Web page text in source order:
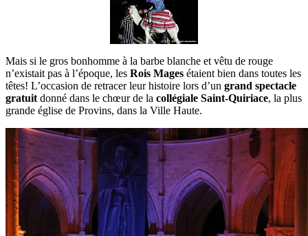
Mais si le gros bonhomme à la barbe blanche et vêtu de rouge
n’existait pas à l’époque, les Rois Mages étaient bien dans toutes les
têtes! L’occasion de retracer leur histoire lors d’un grand spectacle
gratuit donné dans le chœur de la collégiale Saint-Quiriace, la plus
grande église de Provins, dans la Ville Haute.